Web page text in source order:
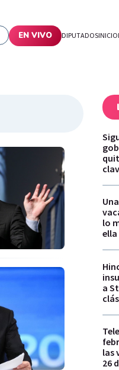
EN VIVO DIPUTADOSINICIO
lo
ella
a
las
26